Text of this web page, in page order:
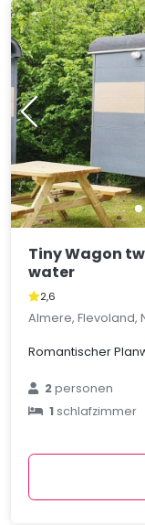
Tiny Wagon
water
2,6
Almere, Flevoland,
Romantischer
2personen
1schlafzimmer